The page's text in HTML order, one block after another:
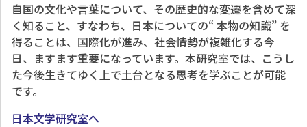
自国の文化や言葉について、その歴史的な変遷を含めて深
く知ること、すなわち、日本についての“ 本物の知識” を
得ることは、国際化が進み、社会情勢が複雑化する今
日、ますます重要になっています。本研究室では、こうし
た今後生きてゆく上で土台となる思考を学ぶことが可能
です。
日本文学研究室へ